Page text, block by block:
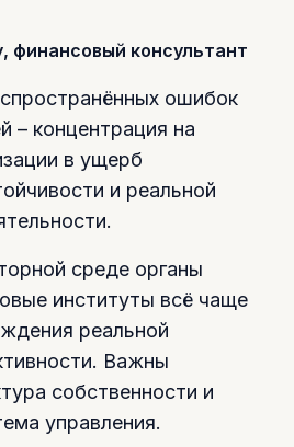
финансовый консультант
ошибок
– концентрация на
в ущерб
и реальной
среде органы
институты всё чаще
реальной
Важны
собственности и
управления.